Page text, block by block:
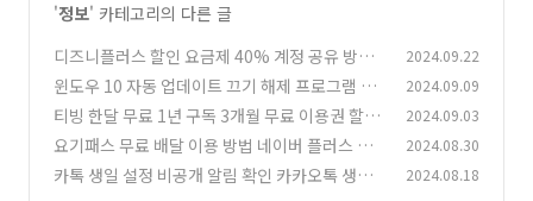
'정보' 카테고리의 다른 글
디즈니플러스 할인 요금제 40% 계정 공유 방법
저렴한 가격에 보기
(8)
2024.09.22
윈도우 10 자동 업데이트 끄기 해제 프로그램 간
단 설정 방법
(2)
2024.09.09
티빙 한달 무료 1년 구독 3개월 무료 이용권 할인
혜택 방법
(17)
2024.09.03
요기패스 무료 배달 이용 방법 네이버 플러스 멤
버십 요기요 X 혜택 (2)
2024.08.30
카톡 생일 설정 비공개 알림 확인 카카오톡 생일
2024.08.18